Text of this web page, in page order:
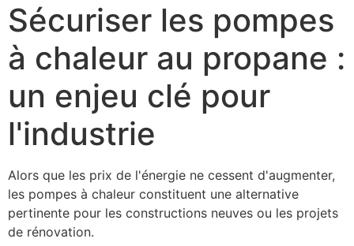
Sécuriser les pompes
à chaleur au propane :
un enjeu clé pour
l'industrie
Alors que les prix de l'énergie ne cessent d'augmenter,
les pompes à chaleur constituent une alternative
pertinente pour les constructions neuves ou les projets
de rénovation.